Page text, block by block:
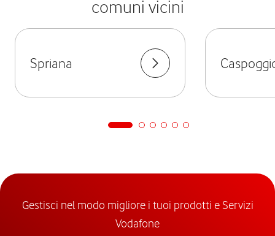
comuni vicini
Spriana
Gestisci nel modo migliore i tuoi prodotti e Servizi
Vodafone